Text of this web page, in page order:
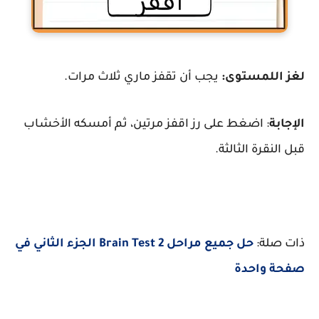
لغز اللمستوى: يجب أن تقفز ماري ثلاث مرات.
الإجابة: اضغط على رز اقفز مرتين، ثم أمسكه الأخشاب
قبل النقرة الثالثة.
ذات صلة:
حل جميع مراحل Brain Test 2 الجزء الثاني في
صفحة واحدة